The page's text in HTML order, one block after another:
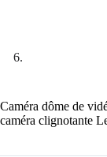
Caméra dôme de
caméra clignotante